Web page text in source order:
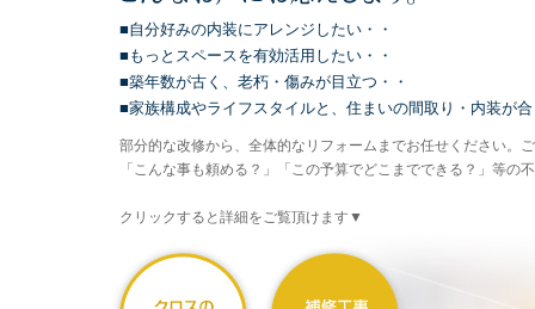
■自分好みの内装にアレンジしたい・・
■もっとスペースを有効活用したい・・
■築年数が古く、老朽・傷みが目立つ・・
■家族構成やライフスタイルと、住まいの間取り・内装が
部分的な改修から、全体的なリフォームまでお任せください。
「こんな事も頼める？」「この予算でどこまでできる？」等の
クリックすると詳細をご覧頂けます▼